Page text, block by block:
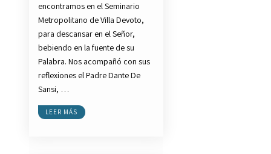
encontramos en el Seminario
Metropolitano de Villa Devoto,
para descansar en el Señor,
bebiendo en la fuente de su
Palabra. Nos acompañó con sus
reflexiones el Padre Dante De
Sansi, …
LEER MÁS